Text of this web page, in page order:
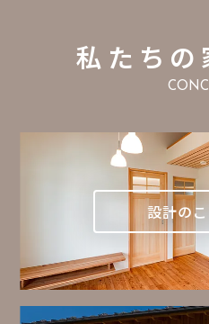
私たちの
設計の